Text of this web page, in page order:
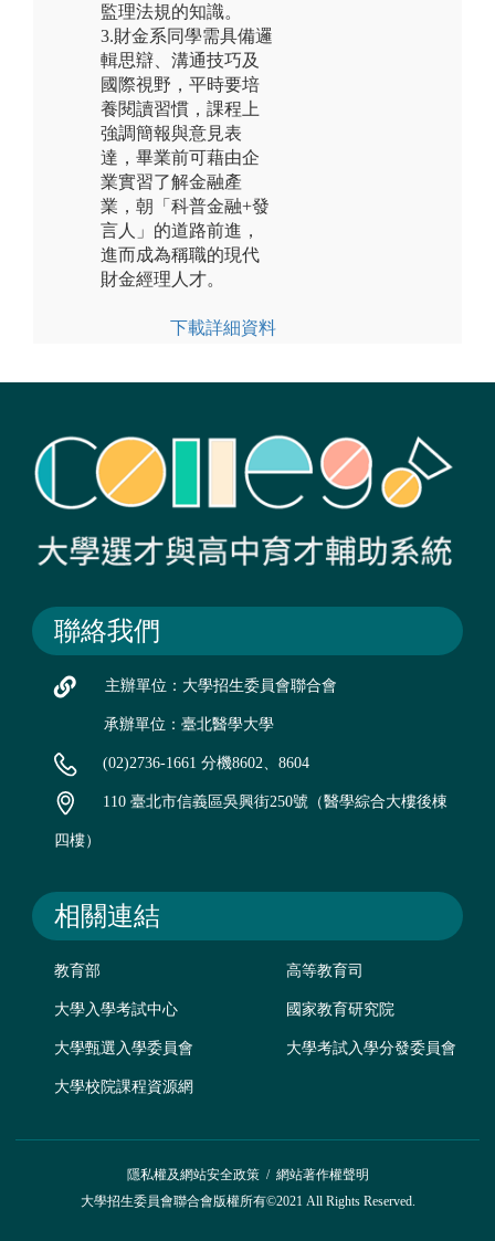
監理法規的知識。
3.財金系同學需具備邏
輯思辯、溝通技巧及
國際視野，平時要培
養閱讀習慣，課程上
強調簡報與意見表
達，畢業前可藉由企
業實習了解金融產
業，朝「科普金融+發
言人」的道路前進，
進而成為稱職的現代
財金經理人才。
下載詳細資料
聯絡我們
主辦單位：大學招生委員會聯合會
承辦單位：臺北醫學大學
(02)2736-1661 分機8602、8604
110 臺北市信義區吳興街250號（醫學綜合大樓後棟
四樓）
相關連結
教育部 高等教育司
大學入學考試中心 國家教育研究院
大學甄選入學委員會 大學考試入學分發委員會
大學校院課程資源網
隱私權及網站安全政策/ 網站著作權聲明
大學招生委員會聯合會版權所有©2021 All Rights Reserved.